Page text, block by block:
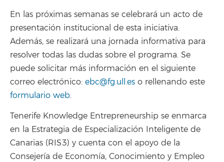
En las próximas semanas se celebrará un acto de
presentación institucional de esta iniciativa.
Además, se realizará una jornada informativa para
resolver todas las dudas sobre el programa. Se
puede solicitar más información en el siguiente
correo electrónico: ebc@fg.ull.es o rellenando este
formulario web.
Tenerife Knowledge Entrepreneurship se enmarca
en la Estrategia de Especialización Inteligente de
Canarias (RIS3) y cuenta con el apoyo de la
Consejería de Economía, Conocimiento y Empleo